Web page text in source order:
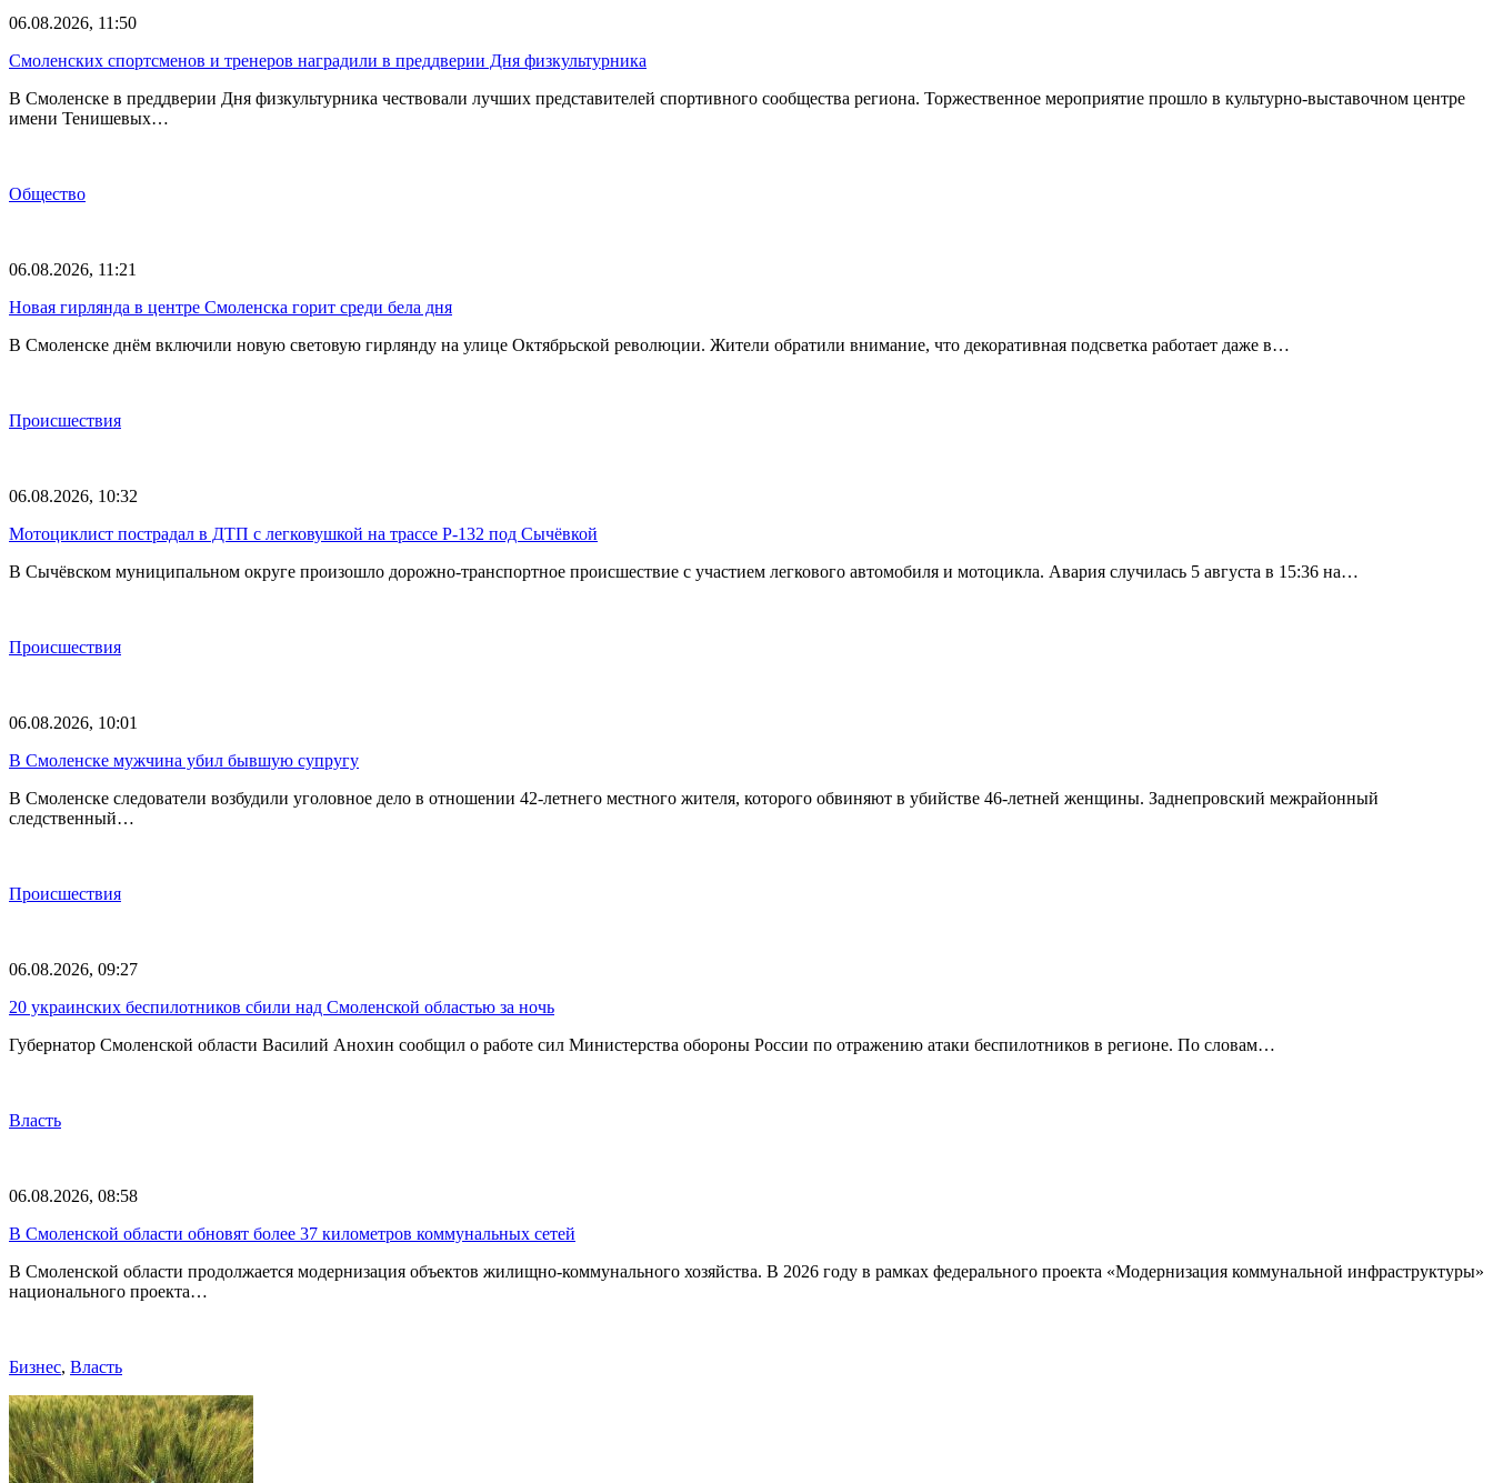
06.08.2026, 11:50
Смоленских спортсменов и тренеров наградили в преддверии Дня физкультурника
В Смоленске в преддверии Дня физкультурника чествовали лучших представителей спортивного сообщества региона. Торжественное мероприятие прошло в культурно-выставочном центре
имени Тенишевых…
Общество
06.08.2026, 11:21
Новая гирлянда в центре Смоленска горит среди бела дня
В Смоленске днём включили новую световую гирлянду на улице Октябрьской революции. Жители обратили внимание, что декоративная подсветка работает даже в…
Происшествия
06.08.2026, 10:32
Мотоциклист пострадал в ДТП с легковушкой на трассе Р-132 под Сычёвкой
В Сычёвском муниципальном округе произошло дорожно-транспортное происшествие с участием легкового автомобиля и мотоцикла. Авария случилась 5 августа в 15:36 на…
Происшествия
06.08.2026, 10:01
В Смоленске мужчина убил бывшую супругу
В Смоленске следователи возбудили уголовное дело в отношении 42-летнего местного жителя, которого обвиняют в убийстве 46-летней женщины. Заднепровский межрайонный
следственный…
Происшествия
06.08.2026, 09:27
20 украинских беспилотников сбили над Смоленской областью за ночь
Губернатор Смоленской области Василий Анохин сообщил о работе сил Министерства обороны России по отражению атаки беспилотников в регионе. По словам…
Власть
06.08.2026, 08:58
В Смоленской области обновят более 37 километров коммунальных сетей
В Смоленской области продолжается модернизация объектов жилищно-коммунального хозяйства. В 2026 году в рамках федерального проекта «Модернизация коммунальной инфраструктуры»
национального проекта…
Бизнес, Власть